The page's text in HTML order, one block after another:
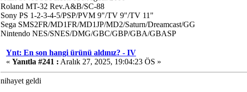
Roland MT-32 Rev.A&B/SC-88
Sony PS 1-2-3-4-5/PSP/PVM 9"/TV 9"/TV 11"
Sega SMS2FR/MD1FR/MD1JP/MD2/Saturn/Dreamcast/GG
Nintendo NES/SNES/DMG/GBC/GBP/GBA/GBASP
Ynt: En son hangi ürünü aldınız? - IV
« Yanıtla #241 : Aralık 27, 2025, 19:04:23 ÖS »
nihayet geldi